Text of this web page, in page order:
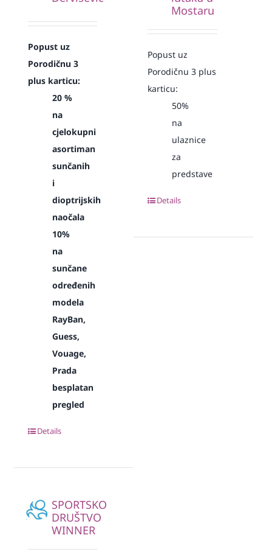
Popust uz
Porodičnu 3
plus karticu:
20 %
na
cjelokupni
asortiman
sunčanih
i
dioptrijskih
naočala
10%
na
sunčane
određenih
modela
RayBan,
Guess,
Vouage,
Prada
besplatan
pregled
Details
Mostaru
Popust uz
Porodičnu 3 plus
karticu:
50%
na
ulaznice
za
predstave
Details
SPORTSKO
DRUŠTVO
WINNER